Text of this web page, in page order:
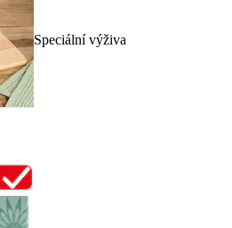
Speciální výživa